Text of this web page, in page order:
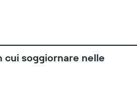
soggiornare nelle